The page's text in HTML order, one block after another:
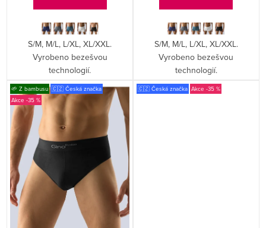
S/M, M/L, L/XL, XL/XXL.
Vyrobeno bezešvou
technologií.
S/M, M/L, L/XL, XL/XXL.
Vyrobeno bezešvou
technologií.
🌱 Z bambusu 🇨🇿 Česká značka
-35 %
🇨🇿 Česká značka -35 %